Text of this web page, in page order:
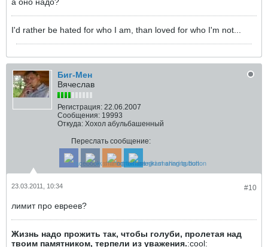
I'd rather be hated for who I am, than loved for who I'm not...
Биг-Мен
Вячеслав
Регистрация: 22.06.2007
Сообщения: 19993
Откуда: Хохол абульбашенный
Переслать сообщение:
#10
23.03.2011, 10:34
лимит про евреев?
Жизнь надо прожить так, чтобы голуби, пролетая над
твоим памятником, терпели из уважения.:cool: